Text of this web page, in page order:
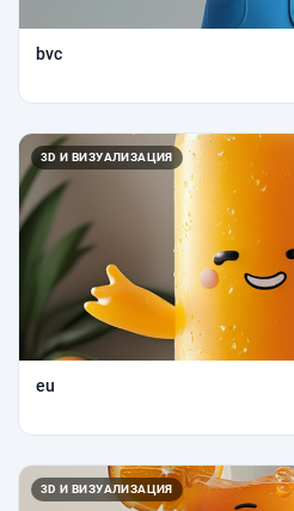
bvc
3D И ВИЗУАЛИЗАЦИЯ
eu
3D И ВИЗУАЛИЗАЦИЯ